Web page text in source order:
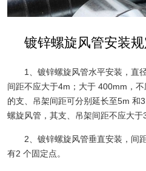
镀锌螺旋风管安装规
1、镀锌螺旋风管水平安装，直径
间距不应大于4m；大于 400mm，
的支、吊架间距可分别延长至5m 和
螺旋风管，其支、吊架间距不应大于
2、镀锌螺旋风管垂直安装，间
有2 个固定点。